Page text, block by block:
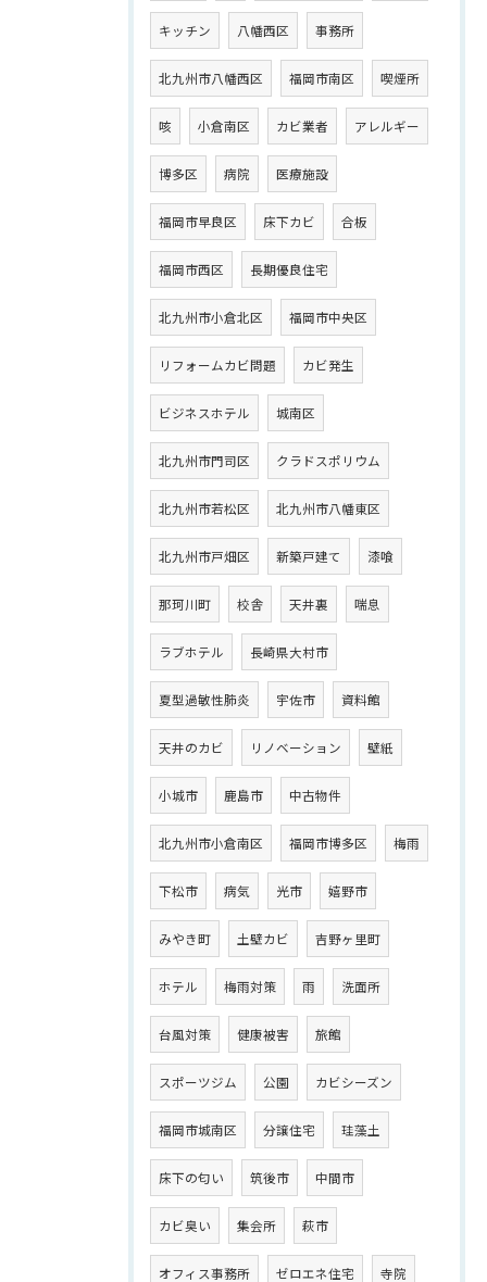
キッチン 八幡西区 事務所
北九州市八幡西区 福岡市南区 喫煙所
咳 小倉南区 カビ業者 アレルギー
博多区 病院 医療施設
福岡市早良区 床下カビ 合板
福岡市西区 長期優良住宅
北九州市小倉北区 福岡市中央区
リフォームカビ問題 カビ発生
ビジネスホテル 城南区
北九州市門司区 クラドスポリウム
北九州市若松区 北九州市八幡東区
北九州市戸畑区 新築戸建て 漆喰
那珂川町 校舎 天井裏 喘息
ラブホテル 長崎県大村市
夏型過敏性肺炎 宇佐市 資料館
天井のカビ リノベーション 壁紙
小城市 鹿島市 中古物件
北九州市小倉南区 福岡市博多区 梅雨
下松市 病気 光市 嬉野市
みやき町 土壁カビ 吉野ヶ里町
ホテル 梅雨対策 雨 洗面所
台風対策 健康被害 旅館
スポーツジム 公園 カビシーズン
福岡市城南区 分譲住宅 珪藻土
床下の匂い 筑後市 中間市
カビ臭い 集会所 萩市
オフィス事務所 ゼロエネ住宅 寺院